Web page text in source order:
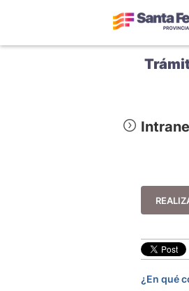
¿En qué